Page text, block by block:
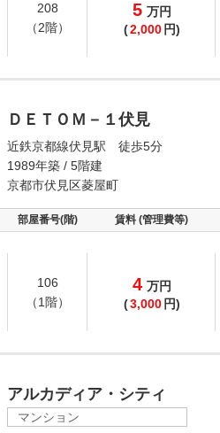
208
（2階）
5 万円
(2,000 円)
ＤＥＴＯＭ－１伏見
近鉄京都線伏見駅 徒歩5分
1989年築 / 5階建
京都市伏見区菱屋町
部屋番号(階) 賃料 (管理費等)
106
（1階）
4 万円
(3,000 円)
アルカディア・シティ
マンション